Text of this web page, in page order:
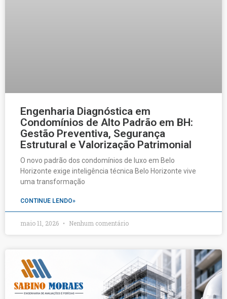
Engenharia Diagnóstica em
Condomínios de Alto Padrão em BH:
Gestão Preventiva, Segurança
Estrutural e Valorização Patrimonial
O novo padrão dos condomínios de luxo em Belo
Horizonte exige inteligência técnica Belo Horizonte vive
uma transformação
CONTINUE LENDO»
maio 11, 2026 Nenhum comentário